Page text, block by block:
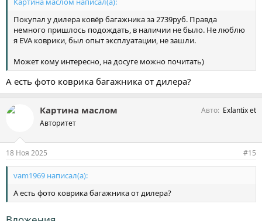
Покупал у дилера ковёр багажника за 2739руб. Правда
немного пришлось подождать, в наличии не было. Не люблю
я EVA коврики, был опыт эксплуатации, не зашли.
Может кому интересно, на досуге можно почитать)
А есть фото коврика багажника от дилера?
Картина маслом
Авторитет
Авто Exlantix et
18 Ноя 2025 #15
vam1969 написал(а):
А есть фото коврика багажника от дилера?